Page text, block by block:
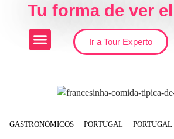
Tu forma de ver
Ir a Tour Experto
GASTRONÓMICOS PORTUGAL PORTUGAL